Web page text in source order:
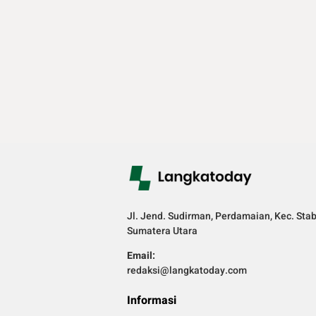
Jl. Jend. Sudirman, Perdamaian, Kec.
Sumatera Utara
Email:
redaksi@langkatoday.com
Informasi